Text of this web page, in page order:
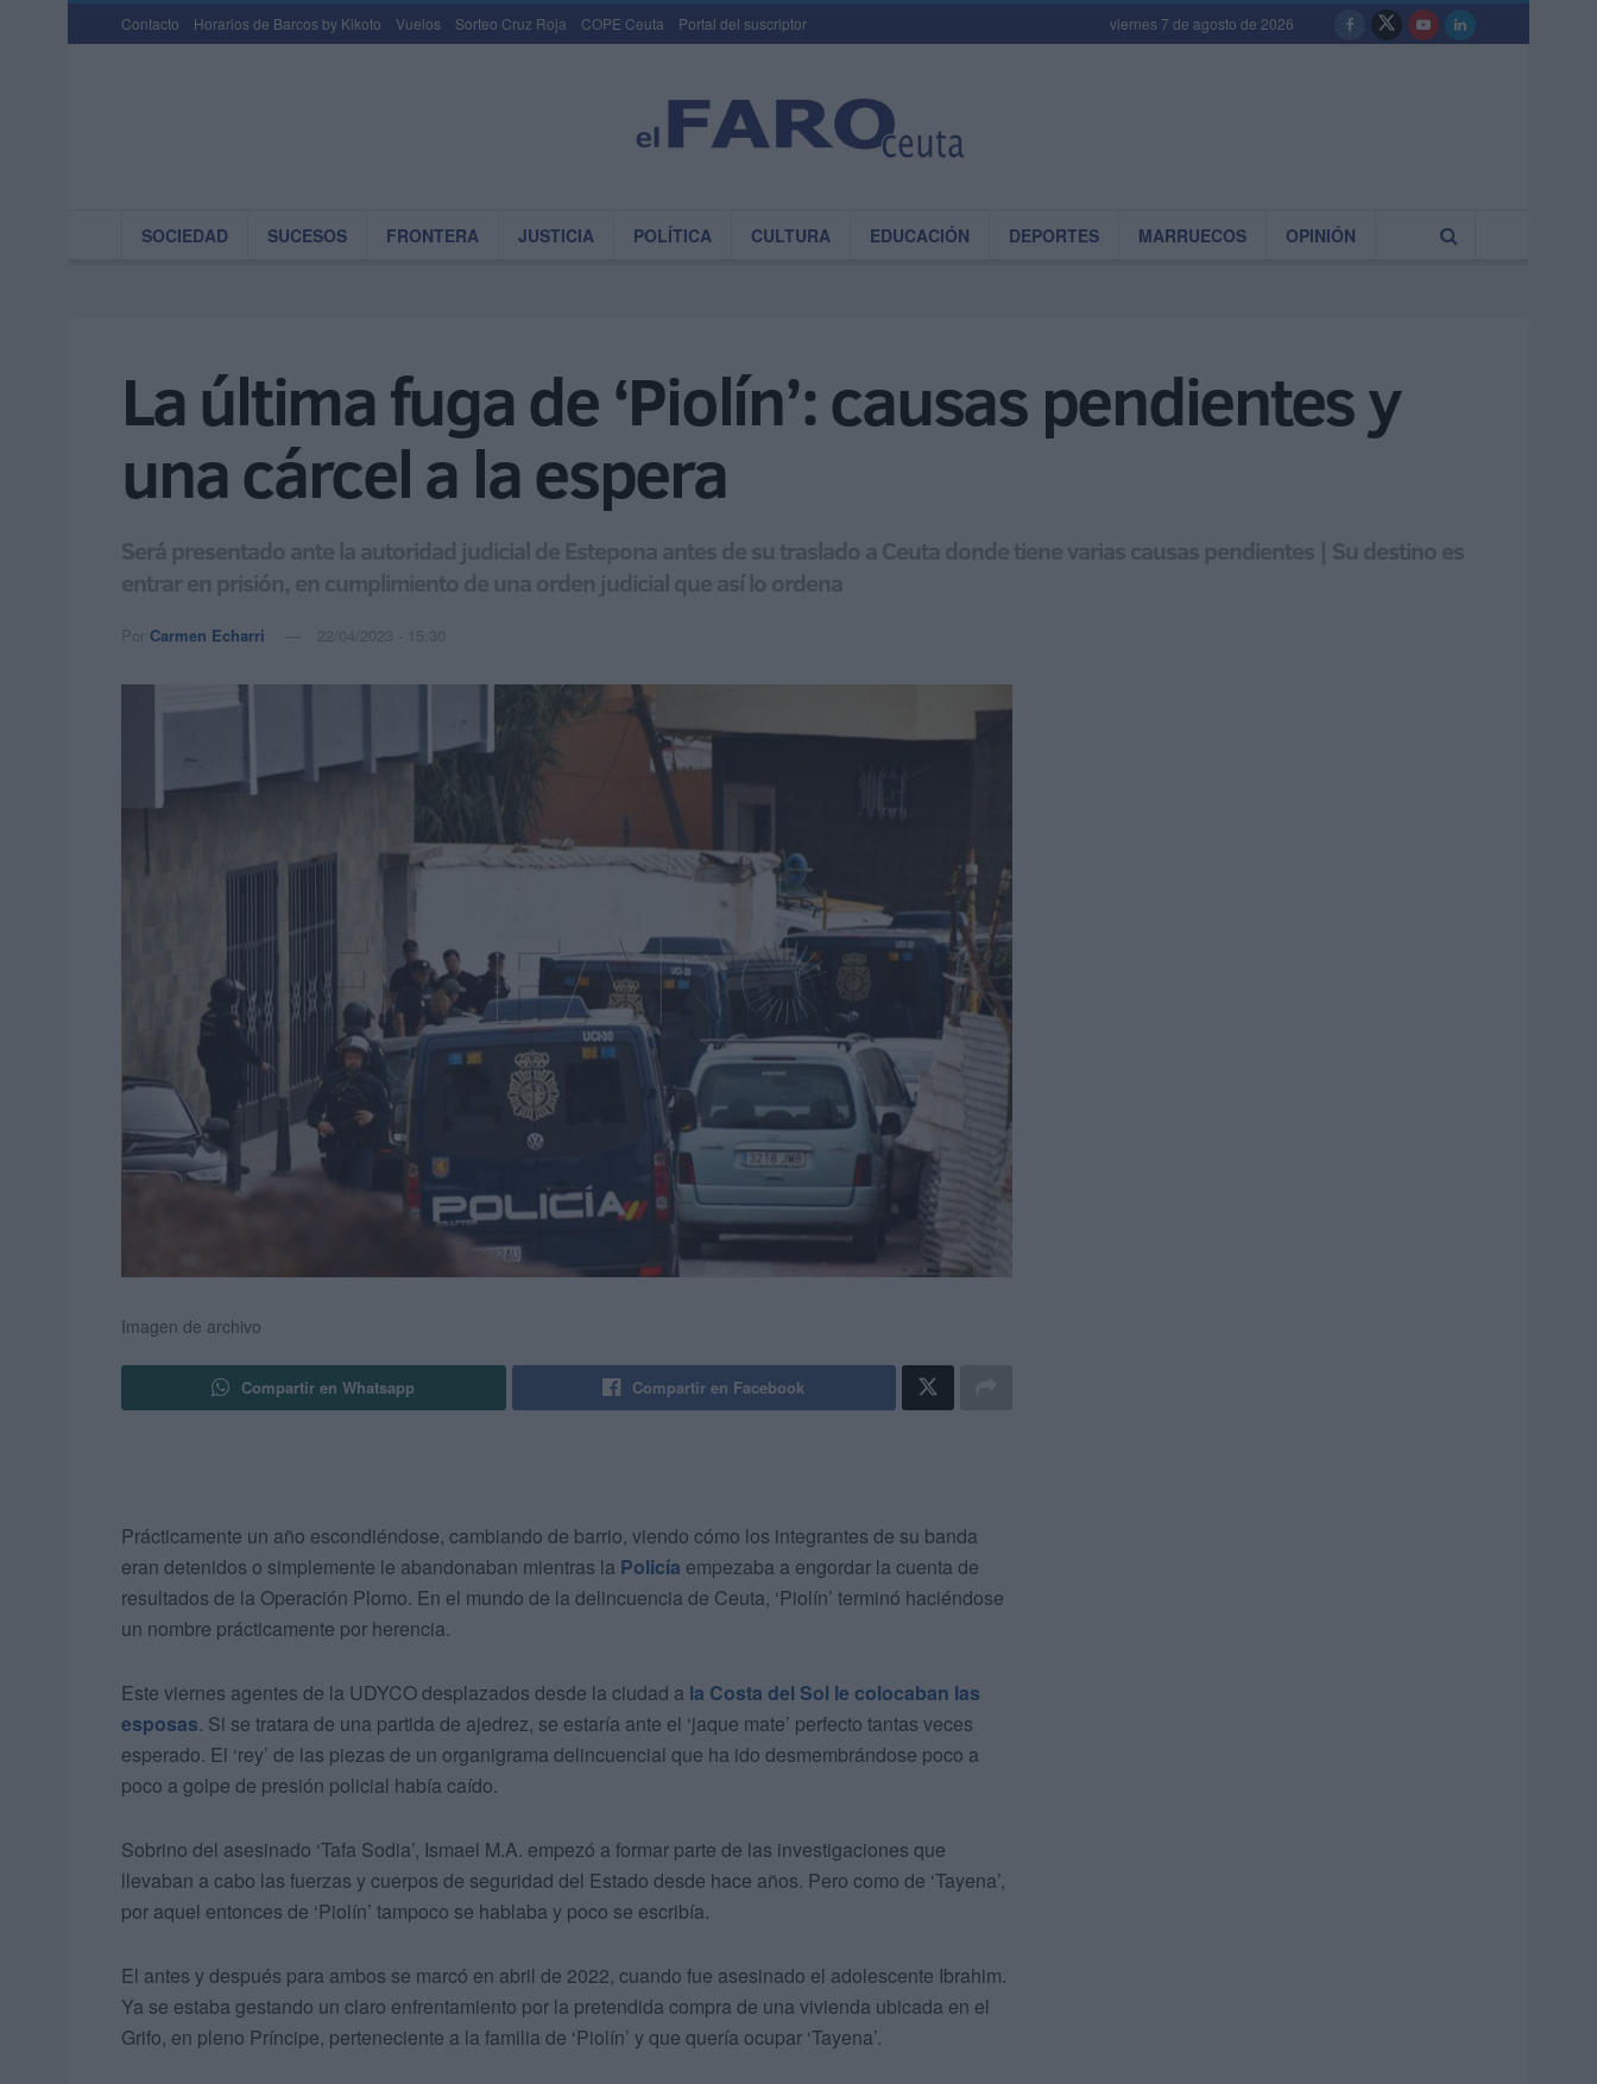
Contacto Horarios de Barcos by Kikoto Vuelos Sorteo Cruz Roja COPE Ceuta Portal del suscriptor viernes 7 de agosto de 2026
SOCIEDAD SUCESOS FRONTERA JUSTICIA POLÍTICA CULTURA EDUCACIÓN DEPORTES MARRUECOS OPINIÓN
La última fuga de ‘Piolín’: causas pendientes y
una cárcel a la espera
Será presentado ante la autoridad judicial de Estepona antes de su traslado a Ceuta donde tiene varias causas pendientes | Su destino es
entrar en prisión, en cumplimiento de una orden judicial que así lo ordena
Por Carmen Echarri 22/04/2023 - 15:30
Imagen de archivo
Compartir en Whatsapp Compartir en Facebook
Prácticamente un año escondiéndose, cambiando de barrio, viendo cómo los integrantes de su banda
eran detenidos o simplemente le abandonaban mientras la Policía empezaba a engordar la cuenta de
resultados de la Operación Plomo. En el mundo de la delincuencia de Ceuta, ‘Piolín’ terminó haciéndose
un nombre prácticamente por herencia.
Este viernes agentes de la UDYCO desplazados desde la ciudad a la Costa del Sol le colocaban las
esposas. Si se tratara de una partida de ajedrez, se estaría ante el ‘jaque mate’ perfecto tantas veces
esperado. El ‘rey’ de las piezas de un organigrama delincuencial que ha ido desmembrándose poco a
poco a golpe de presión policial había caído.
Sobrino del asesinado ‘Tafa Sodia’, Ismael M.A. empezó a formar parte de las investigaciones que
llevaban a cabo las fuerzas y cuerpos de seguridad del Estado desde hace años. Pero como de ‘Tayena’,
por aquel entonces de ‘Piolín’ tampoco se hablaba y poco se escribía.
El antes y después para ambos se marcó en abril de 2022, cuando fue asesinado el adolescente Ibrahim.
Ya se estaba gestando un claro enfrentamiento por la pretendida compra de una vivienda ubicada en el
Grifo, en pleno Príncipe, perteneciente a la familia de ‘Piolín’ y que quería ocupar ‘Tayena’.